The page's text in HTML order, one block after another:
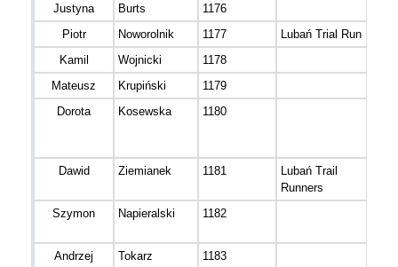
Justyna
Burts 1176
Piotr
Noworolnik 1177 Lubań Trial Run
Kamil
Wojnicki 1178
Mateusz
Krupiński 1179
Dorota
Kosewska 1180
Dawid Ziemianek 1181
Lubań Trail
Runners
Szymon Napieralski 1182
Andrzej Tokarz 1183